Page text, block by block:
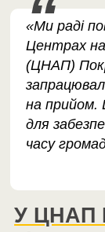
«Ми раді
Центрах
(ЦНАП)
на прийом.
для
часу
У ЦНАП